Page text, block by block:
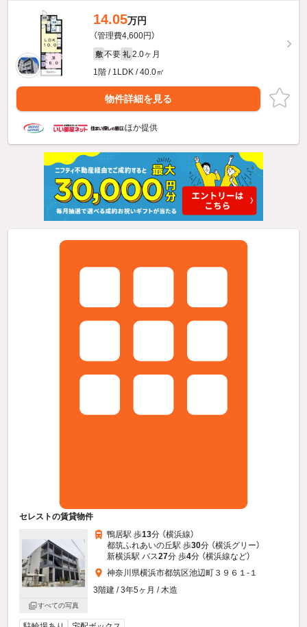
14.05万円
（管理費4,600円）
敷 不要 礼 2.0ヶ月
1階 / 1LDK / 40.0㎡
物件詳細を見る
ほか提供
セレストの賃貸物件
すべての写真
鴨居駅 歩13分 （横浜線）
都筑ふれあいの丘駅 歩30分 （横浜グリー）
新横浜駅 バス27分 歩4分 （横浜線など）
神奈川県横浜市都筑区池辺町３９６１-１
3階建 / 3年5ヶ月 / 木造